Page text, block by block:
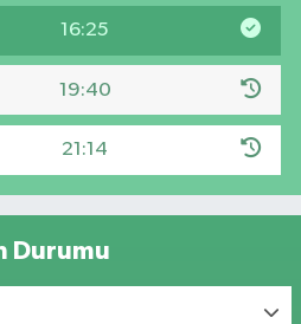
16:25
19:40
21:14
Durumu